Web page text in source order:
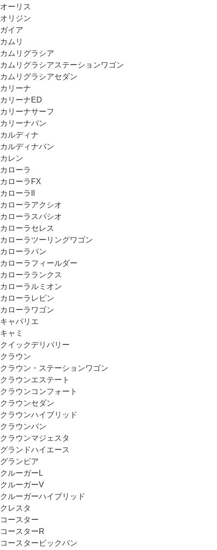
オーリス
オリジン
ガイア
カムリ
カムリグラシア
カムリグラシアステーションワゴン
カムリグラシアセダン
カリーナ
カリーナED
カリーナサーフ
カリーナバン
カルディナ
カルディナバン
カレン
カローラ
カローラFX
カローラII
カローラアクシオ
カローラスパシオ
カローラセレス
カローラツーリングワゴン
カローラバン
カローラフィールダー
カローラランクス
カローラルミオン
カローラレビン
カローラワゴン
キャバリエ
キャミ
クイックデリバリー
クラウン
クラウン・ステーションワゴン
クラウンエステート
クラウンコンフォート
クラウンセダン
クラウンハイブリッド
クラウンバン
クラウンマジェスタ
グランドハイエース
グランビア
クルーガーL
クルーガーV
クルーガーハイブリッド
クレスタ
コースター
コースターR
コースタービックバン